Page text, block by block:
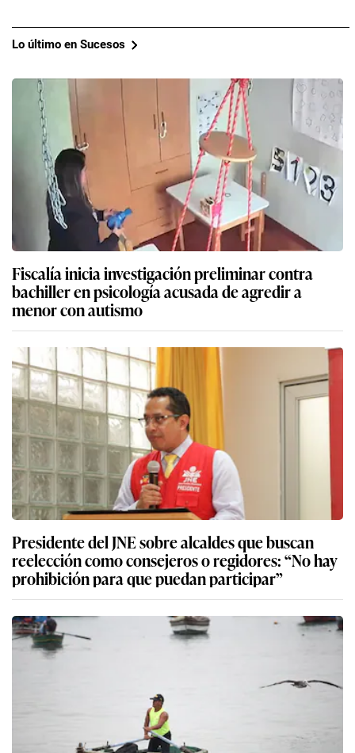
Lo último en Sucesos
Fiscalía inicia investigación preliminar contra
bachiller en psicología acusada de agredir a
menor con autismo
Presidente del JNE sobre alcaldes que buscan
reelección como consejeros o regidores: “No hay
prohibición para que puedan participar”